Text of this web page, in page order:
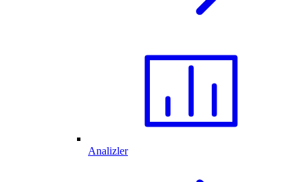
Analizler